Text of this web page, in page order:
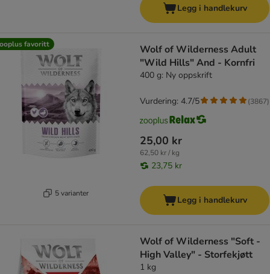
Legg i handlekurv
favoritt
5 varianter
Wolf of Wilderness Adult
"Wild Hills" And - Kornfri
400 g: Ny oppskrift
25,00 kr
62,50 kr / kg
23,75 kr
Vurdering: 4.7/5 (3867)
Legg i handlekurv
Wolf of Wilderness "Soft -
High Valley" - Storfekjøtt
1 kg